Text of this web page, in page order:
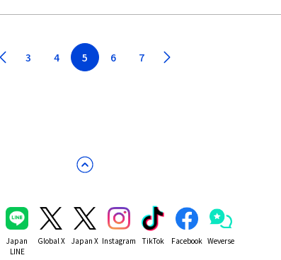
3 4 5 6 7
Japan
LINE
Global X Japan X Instagram TikTok Facebook Weverse